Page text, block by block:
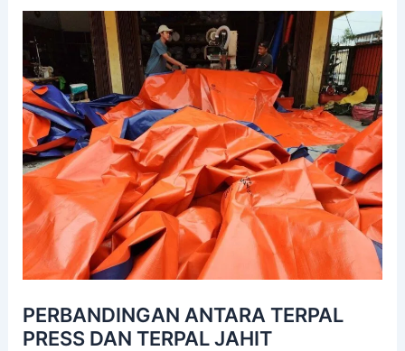
PERBANDINGAN ANTARA TERPAL
PRESS DAN TERPAL JAHIT